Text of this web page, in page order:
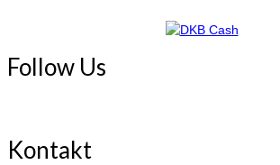
Follow Us
Kontakt